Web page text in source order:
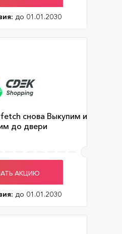
до 01.01.2030
снова Выкупим и
до двери
АКЦИЮ
до 01.01.2030